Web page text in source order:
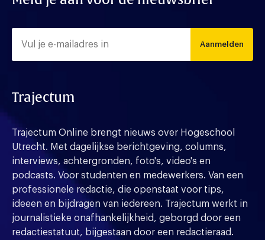
Aanmelden
Trajectum
Trajectum Online brengt nieuws over Hogeschool
Utrecht. Met dagelijkse berichtgeving, columns,
interviews, achtergronden, foto's, video's en
podcasts. Voor studenten en medewerkers. Van een
professionele redactie, die openstaat voor tips,
ideeen en bijdragen van iedereen. Trajectum werkt in
journalistieke onafhankelijkheid, geborgd door een
redactiestatuut, bijgestaan door een redactieraad.